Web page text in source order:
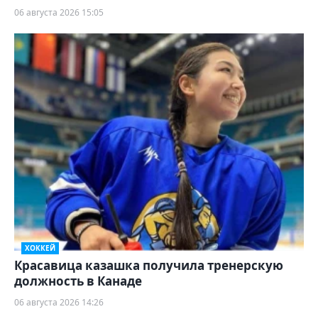
06 августа 2026 15:05
ХОККЕЙ
Красавица казашка получила тренерскую
должность в Канаде
06 августа 2026 14:26